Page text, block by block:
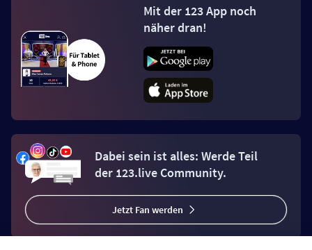
Mit der 123 App noch
näher dran!
Dabei sein ist alles: Werde Teil
der 123.live Community.
Jetzt Fan werden